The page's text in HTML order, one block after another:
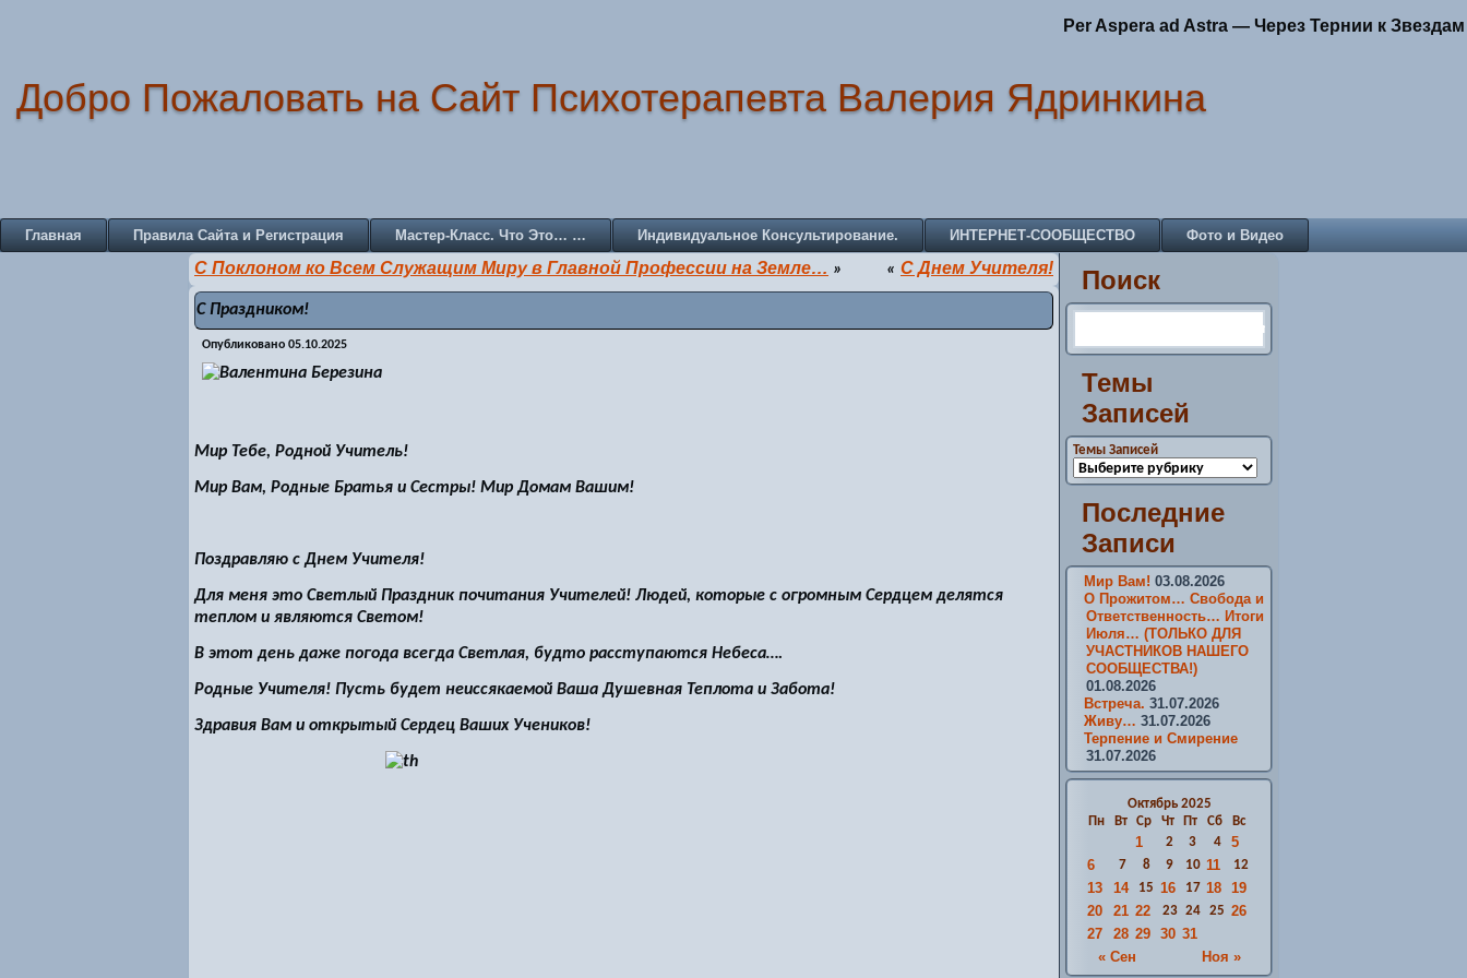
Добро Пожаловать на Сайт Психотерапевта Валерия Ядринкина
Per Aspera ad Astra — Через Тернии к Звездам
Главная Правила Сайта и Регистрация Мастер-Класс. Что Это… … Индивидуальное Консультирование. ИНТЕРНЕТ-СООБЩЕСТВО Фото и Видео
С Поклоном ко Всем Служащим Миру в Главной Профессии на Земле… » « С Днем Учителя!
С Праздником!
Опубликовано 05.10.2025
Мир Тебе, Родной Учитель!
Мир Вам, Родные Братья и Сестры! Мир Домам Вашим!
Поздравляю с Днем Учителя!
Для меня это Светлый Праздник почитания Учителей! Людей, которые с огромным Сердцем делятся
теплом и являются Светом!
В этот день даже погода всегда Светлая, будто расступаются Небеса….
Родные Учителя! Пусть будет неиссякаемой Ваша Душевная Теплота и Забота!
Здравия Вам и открытый Сердец Ваших Учеников!
Поиск
Темы
Записей
Темы Записей
Последние
Записи
Мир Вам! 03.08.2026
О Прожитом… Свобода и
Ответственность… Итоги
Июля… (ТОЛЬКО ДЛЯ
УЧАСТНИКОВ НАШЕГО
СООБЩЕСТВА!)
01.08.2026
Встреча. 31.07.2026
Живу… 31.07.2026
Терпение и Смирение
31.07.2026
Октябрь 2025
Пн
Вт Ср Чт Пт Сб Вс
« Сен Ноя »
1 2 3 4
5
6
7 8 9 10 11 12
13 14 15 16 17 18
19
20
21 22 23 24 25 26
27
28 29 30 31